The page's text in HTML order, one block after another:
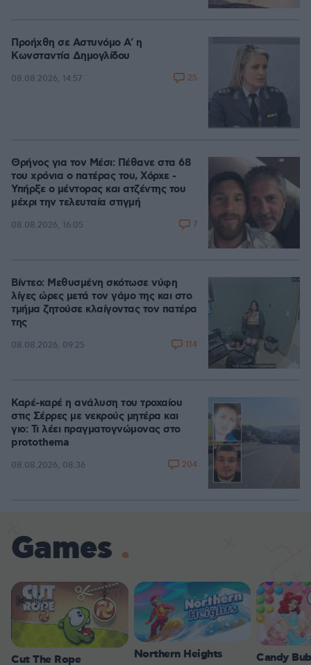
Προήχθη σε Αστυνόμο Α' η
Κωνσταντία Δημογλίδου
08.08.2026, 14:57 25
Θρήνος για τον Μέσι: Πέθανε στα 68
του χρόνια ο πατέρας του, Χόρχε -
Υπήρξε ο μέντορας και ατζέντης του
μέχρι την τελευταία στιγμή
08.08.2026, 16:05 7
Βίντεο: Μεθυσμένη σκότωσε νύφη
λίγες ώρες μετά τον γάμο της και στο
τμήμα ζητούσε κλαίγοντας τον πατέρα
της
08.08.2026, 09:25 114
Καρέ-καρέ η ανάλυση του τροχαίου
στις Σέρρες με νεκρούς μητέρα και
γιο: Τι λέει πραγματογνώμονας στο
protothema
08.08.2026, 08:36 204
Games
Cut The Rope Northern Heights Candy